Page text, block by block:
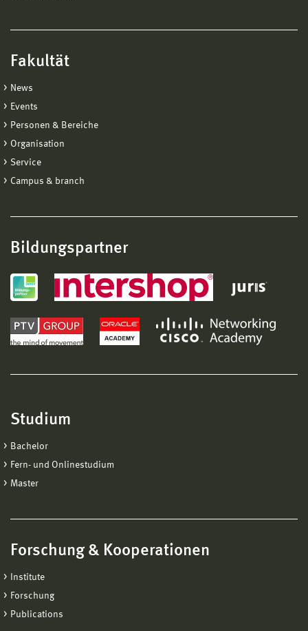
Fakultät
News
Events
Personen & Bereiche
Organisation
Service
Campus & branch
Bildungspartner
Studium
Bachelor
Fern- und Onlinestudium
Master
Forschung & Kooperationen
Institute
Forschung
Publications